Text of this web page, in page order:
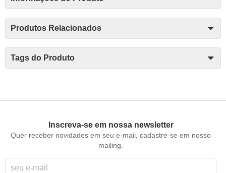
Produtos Relacionados
Tags do Produto
Inscreva-se em nossa newsletter
Quer receber novidades em seu e-mail, cadastre-se em nosso
mailing.